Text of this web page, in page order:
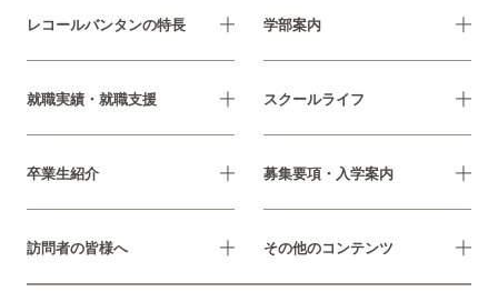
レコールバンタンの特長 学部案内
就職実績・就職支援 スクールライフ
卒業生紹介 募集要項・入学案内
訪問者の皆様へ その他のコンテンツ